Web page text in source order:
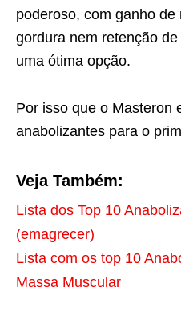
poderoso, com ganho
gordura nem retenção
uma ótima opção.
Por isso que o Masteron
anabolizantes para o
Veja Também:
Lista dos Top 10
(emagrecer)
Lista com os top 10
Massa Muscular